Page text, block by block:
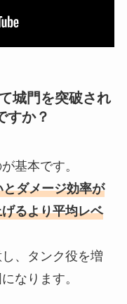
城門を突破され
すか？
基本です。
ダメージ効率が
るより平均レベ
、タンク役を増
なります。